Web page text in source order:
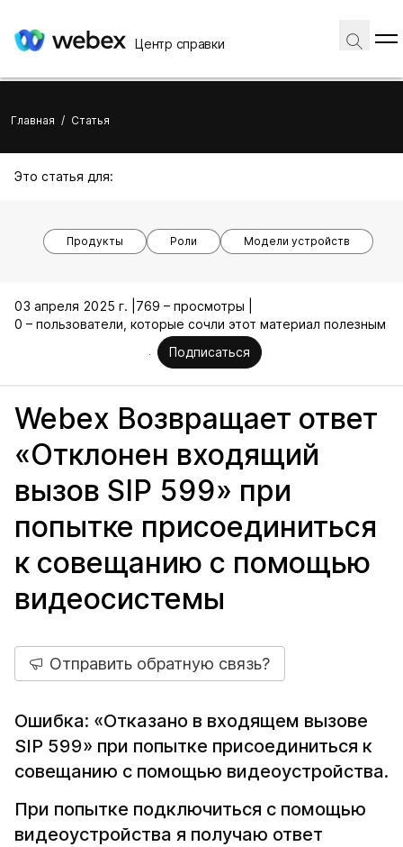
Центр справки
Главная / Статья
Это статья для:
Продукты Роли Модели устройств
03 апреля 2025 г. | 769 – просмотры |
0 – пользователи, которые сочли этот материал полезным
Подписаться
Webex Возвращает ответ
«Отклонен входящий
вызов SIP 599» при
попытке присоединиться
к совещанию с помощью
видеосистемы
Отправить обратную связь?
Ошибка: «Отказано в входящем вызове
SIP 599» при попытке присоединиться к
совещанию с помощью видеоустройства.
При попытке подключиться с помощью
видеоустройства я получаю ответ